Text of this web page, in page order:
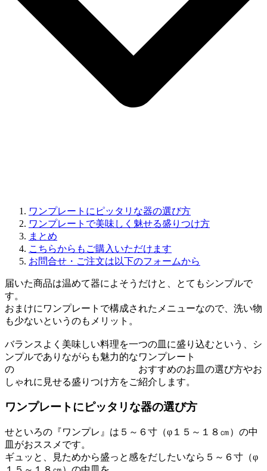
ワンプレートにピッタリな器の選び方
ワンプレートで美味しく魅せる盛りつけ方
まとめ
こちらからもご購入いただけます
お問合せ・ご注文は以下のフォームから
届いた商品は温めて器によそうだけと、とてもシンプルで
す。
おまけにワンプレートで構成されたメニューなので、洗い物
も少ないというのもメリット。
バランスよく美味しい料理を一つの皿に盛り込むという、シ
ンプルでありながらも魅力的なワンプレート
の おすすめのお皿の選び方やお
しゃれに見せる盛りつけ方をご紹介します。
ワンプレートにピッタリな器の選び方
せといろの『ワンプレ』は５～６寸（φ１５～１８㎝）の中
皿がおススメです。
ギュッと、見ためから盛っと感をだしたいなら５～６寸（φ